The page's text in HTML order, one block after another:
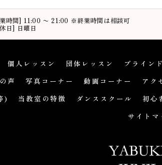
時間] 11:00 〜 21:00 ※終業時間は相談可
日] 日曜日
個人レッスン 団体レッスン ブライン
声 写真コーナー 動画コーナー アク
) 当教室の特徴 ダンススクール 初心
サイトマ